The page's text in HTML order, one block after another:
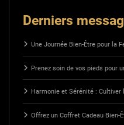
Derniers
Une Journée Bien-Être pour la
Prenez soin de vos pieds pour
Harmonie et Sérénité :
Offrez un Coffret Cadeau Bien-